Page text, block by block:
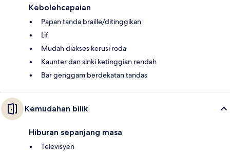
Kebolehcapaian
Papan tanda braille/ditinggikan
Lif
Mudah diakses kerusi roda
Kaunter dan sinki ketinggian rendah
Bar genggam berdekatan tandas
Kemudahan bilik
Hiburan sepanjang masa
Televisyen